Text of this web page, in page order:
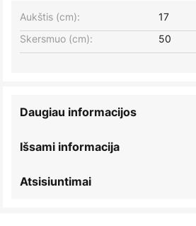
Aukštis (cm):
17
Skersmuo (cm):
50
Išsami informacija
Daugiau informacijos
Atsisiuntimai